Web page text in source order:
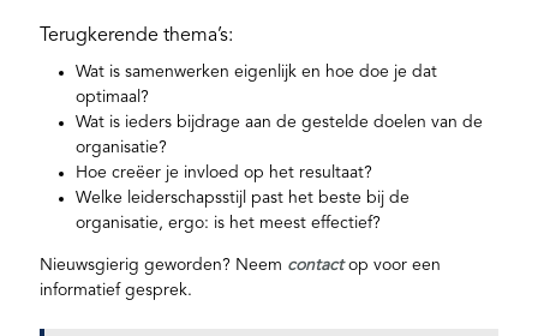
Terugkerende thema’s:
Wat is samenwerken eigenlijk en hoe doe je dat
optimaal?
Wat is ieders bijdrage aan de gestelde doelen van de
organisatie?
Hoe creëer je invloed op het resultaat?
Welke leiderschapsstijl past het beste bij de
organisatie, ergo: is het meest effectief?
Nieuwsgierig geworden? Neem contactop voor een
informatief gesprek.